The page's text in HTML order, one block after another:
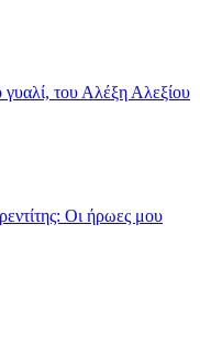
του Αλέξη Αλεξίου
Οι ήρωες μου